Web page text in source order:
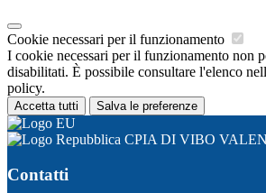
Cookie necessari per il funzionamento
I cookie necessari per il funzionamento non
disabilitati. È possibile consultare l'elenco
policy.
Accetta tutti Salva le preferenze
CPIA DI VIBO
Contatti